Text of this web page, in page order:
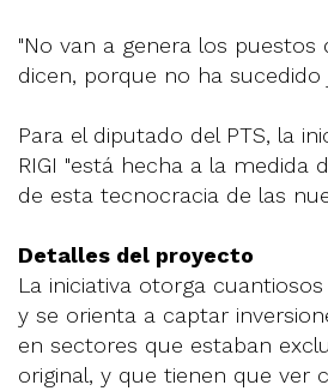
"No van a genera los puestos
dicen, porque no ha sucedido
Para el diputado del PTS, la
RIGI "está hecha a la medida
de esta tecnocracia de las
Detalles del proyecto
La iniciativa otorga
y se orienta a captar
en sectores que estaban
original, y que tienen que ver